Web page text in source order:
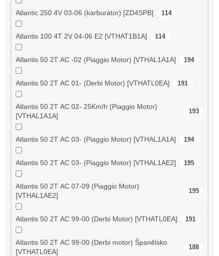
Atlantic 250 4V 03-06 (karburátor) [ZD4SPB] 114
Atlantis 100 4T 2V 04-06 E2 [VTHAT1B1A] 114
Atlantis 50 2T AC -02 (Piaggio Motor) [VTHAL1A1A] 194
Atlantis 50 2T AC 01- (Derbi Motor) [VTHATL0EA] 191
Atlantis 50 2T AC 02- 25Km/h (Piaggio Motor)
[VTHAL1A1A]
193
Atlantis 50 2T AC 03- (Piaggio Motor) [VTHAL1A1A] 194
Atlantis 50 2T AC 03- (Piaggio Motor) [VTHAL1AE2] 195
Atlantis 50 2T AC 07-09 (Piaggio Motor)
[VTHAL1AE2]
195
Atlantis 50 2T AC 99-00 (Derbi Motor) [VTHATL0EA] 191
Atlantis 50 2T AC 99-00 (Derbi motor) Španělsko
[VTHATL0EA]
188